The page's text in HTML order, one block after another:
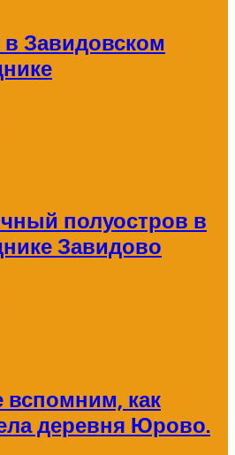
в Завидовском
полуостров в
Завидово
вспомним, как
деревня Юрово.